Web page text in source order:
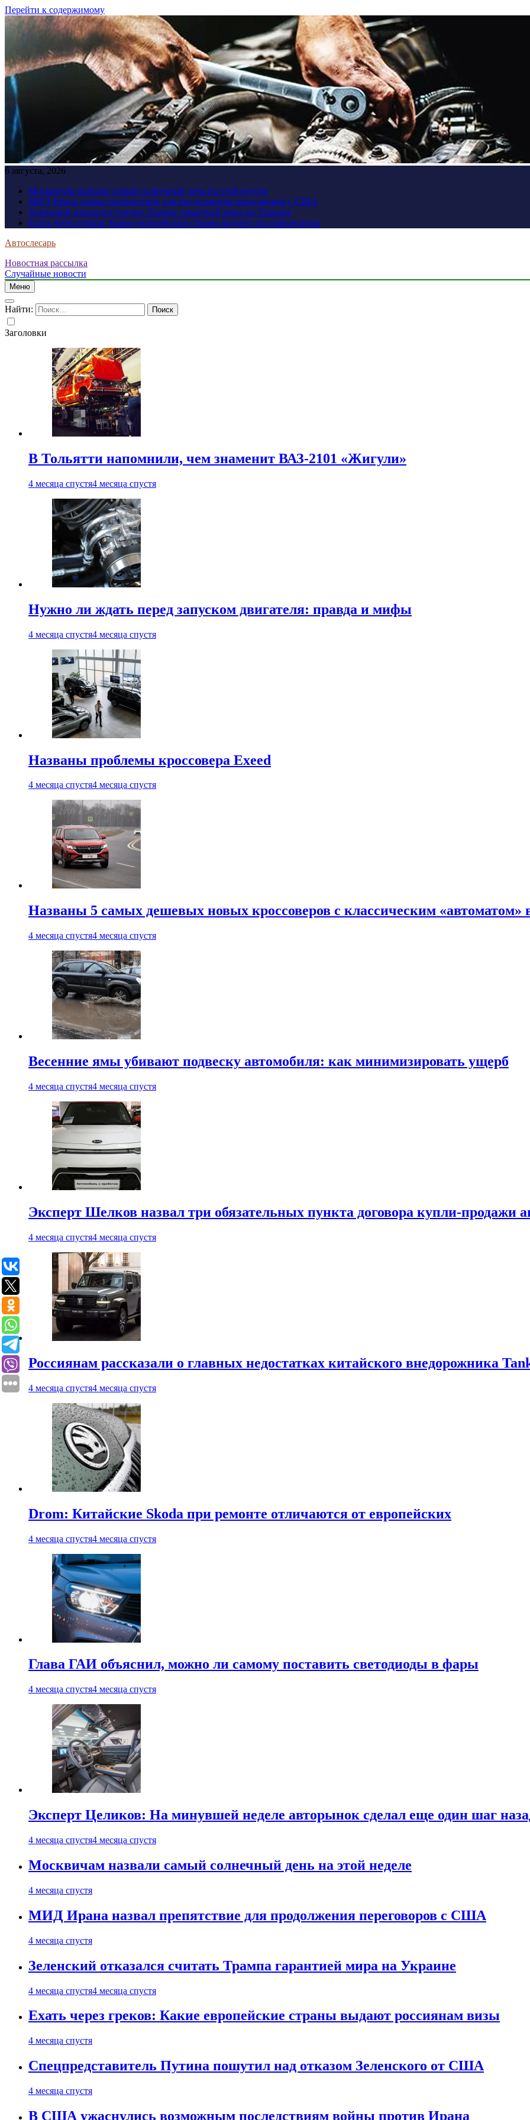
Перейти к содержимому
6 августа, 2026
Москвичам назвали самый солнечный день на этой неделе
МИД Ирана назвал препятствие для продолжения переговоров с США
Зеленский отказался считать Трампа гарантией мира на Украине
Ехать через греков: Какие европейские страны выдают россиянам визы
Автослесарь
Новостная рассылка
Случайные новости
Меню
Найти:
Заголовки
В Тольятти напомнили, чем знаменит ВАЗ-2101 «Жигули»
4 месяца спустя4 месяца спустя
Нужно ли ждать перед запуском двигателя: правда и мифы
4 месяца спустя4 месяца спустя
Названы проблемы кроссовера Exeed
4 месяца спустя4 месяца спустя
Названы 5 самых дешевых новых кроссоверов с классическим «автоматом»
4 месяца спустя4 месяца спустя
Весенние ямы убивают подвеску автомобиля: как минимизировать ущерб
4 месяца спустя4 месяца спустя
Эксперт Шелков назвал три обязательных пункта договора купли-продажи
4 месяца спустя4 месяца спустя
Россиянам рассказали о главных недостатках китайского внедорожника
4 месяца спустя4 месяца спустя
Drom: Китайские Skoda при ремонте отличаются от европейских
4 месяца спустя4 месяца спустя
Глава ГАИ объяснил, можно ли самому поставить светодиоды в фары
4 месяца спустя4 месяца спустя
Эксперт Целиков: На минувшей неделе авторынок сделал еще один шаг
4 месяца спустя4 месяца спустя
Москвичам назвали самый солнечный день на этой неделе
4 месяца спустя
МИД Ирана назвал препятствие для продолжения переговоров с США
4 месяца спустя
Зеленский отказался считать Трампа гарантией мира на Украине
4 месяца спустя4 месяца спустя
Ехать через греков: Какие европейские страны выдают россиянам визы
4 месяца спустя
Спецпредставитель Путина пошутил над отказом Зеленского от США
4 месяца спустя
В США ужаснулись возможным последствиям войны против Ирана